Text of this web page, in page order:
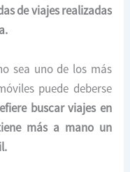
de viajes realizadas
sea uno de los más
puede deberse
buscar viajes en
más a mano un